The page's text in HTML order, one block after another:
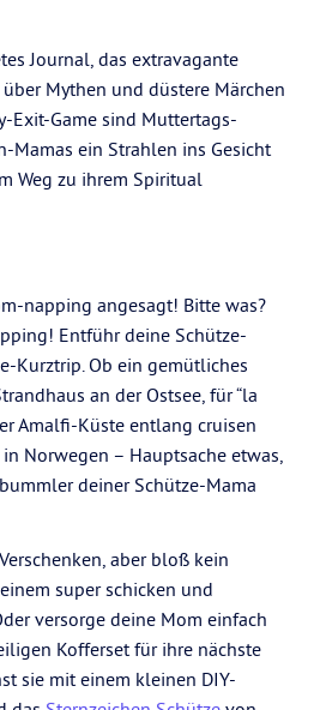
Journal, das extravagante
über Mythen und düstere Märchen
Exit-Game sind Muttertags-
Mamas ein Strahlen ins Gesicht
Weg zu ihrem Spiritual
napping angesagt! Bitte was?
Entführ deine Schütze-
Kurztrip. Ob ein gemütliches
an der Ostsee, für “la
Amalfi-Küste entlang cruisen
Norwegen – Hauptsache etwas,
deiner Schütze-Mama
aber bloß kein
super schicken und
versorge deine Mom einfach
Kofferset für ihre nächste
sie mit einem kleinen DIY-